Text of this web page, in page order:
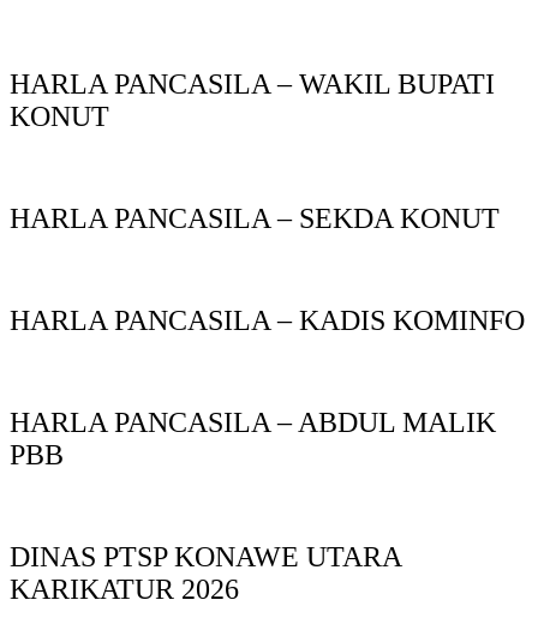
HARLA PANCASILA – WAKIL BUPATI
KONUT
HARLA PANCASILA – SEKDA KONUT
HARLA PANCASILA – KADIS KOMINFO
HARLA PANCASILA – ABDUL MALIK
PBB
DINAS PTSP KONAWE UTARA
KARIKATUR 2026